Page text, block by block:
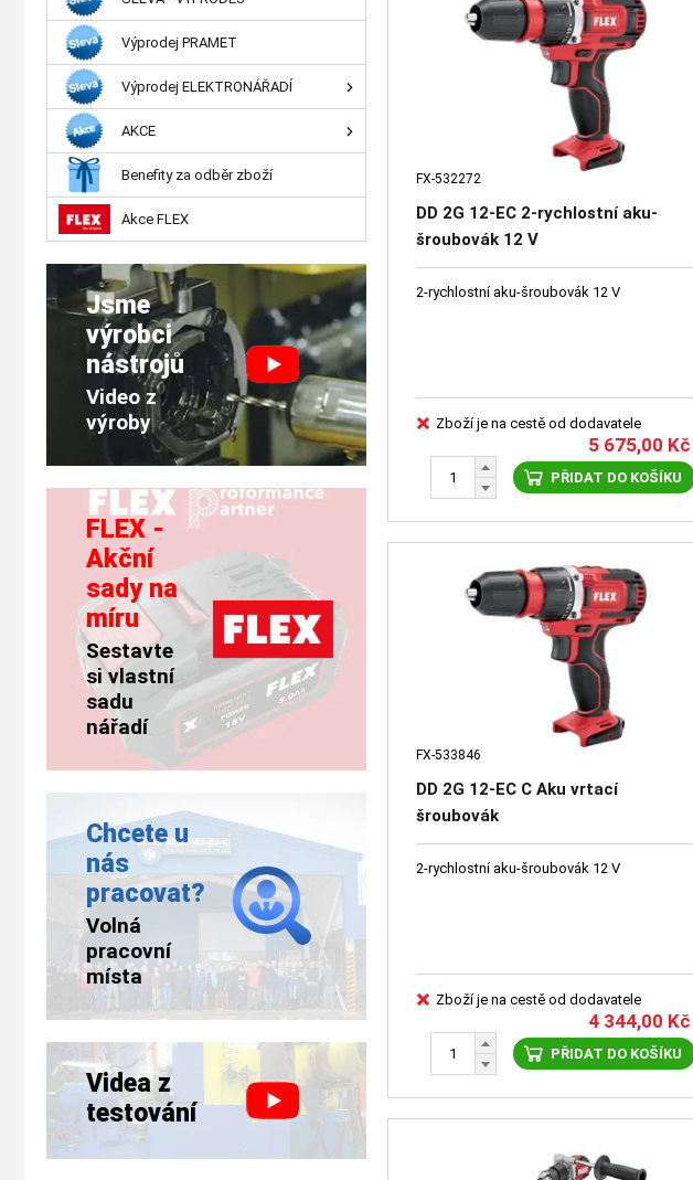
FX-532272
DD 2G 12-EC 2-rychlostní aku-
šroubovák 12 V
2-rychlostní aku-šroubovák 12 V
Zboží je na cestě od dodavatele
5 675,00 Kč
PŘIDAT DO KOŠÍKU
FX-533846
DD 2G 12-EC C Aku vrtací
šroubovák
2-rychlostní aku-šroubovák 12 V
Zboží je na cestě od dodavatele
4 344,00 Kč
PŘIDAT DO KOŠÍKU
Výprodej PRAMET
Výprodej ELEKTRONÁŘADÍ
AKCE
Benefity za odběr zboží
Akce FLEX
Jsme
výrobci
nástrojů
Video z
výroby
FLEX -
Akční
sady na
míru
Sestavte
si vlastní
sadu
nářadí
Chcete u
nás
pracovat?
Volná
pracovní
místa
Videa z
testování